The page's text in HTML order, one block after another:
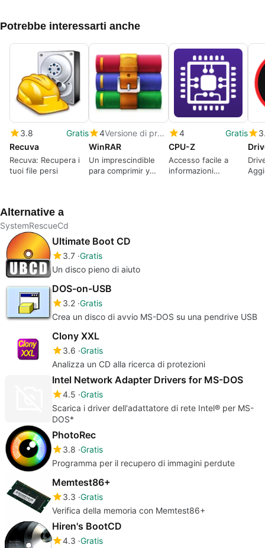
Potrebbe interessarti anche
3.8
Gratis
Recuva
Recuva: Recupera i
tuoi file persi
4
Versione di prova
WinRAR
Un imprescindible
para comprimir y
4
Gratis
CPU-Z
Accesso facile a
informazioni
Alternative a
SystemRescueCd
Ultimate Boot CD
3.7 Gratis
Un disco pieno di aiuto
DOS-on-USB
3.2 Gratis
Crea un disco di avvio MS-DOS su una pendrive USB
Clony XXL
3.6 Gratis
Analizza un CD alla ricerca di protezioni
Intel Network Adapter Drivers for MS-DOS
4.5 Gratis
Scarica i driver dell'adattatore di rete Intel® per MS-
DOS*
PhotoRec
3.8 Gratis
Programma per il recupero di immagini perdute
Memtest86+
3.3 Gratis
Verifica della memoria con Memtest86+
Hiren's BootCD
4.3 Gratis